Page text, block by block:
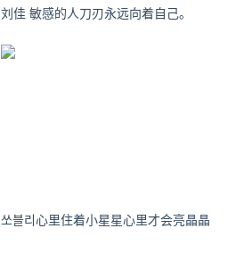
刘佳 敏感的人刀刃永远向着自己。
쏘블리心里住着小星星心里才会亮晶晶